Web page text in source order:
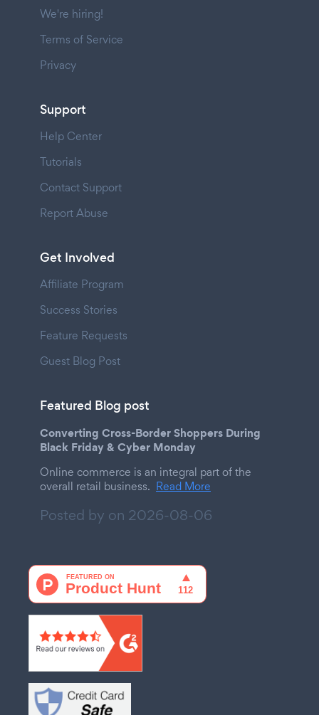
We're hiring!
Terms of Service
Privacy
Support
Help Center
Tutorials
Contact Support
Report Abuse
Get Involved
Affiliate Program
Success Stories
Feature Requests
Guest Blog Post
Featured Blog post
Converting Cross-Border Shoppers During
Black Friday & Cyber Monday
Online commerce is an integral part of the
overall retail business. Read More
Posted by on 2026-08-06